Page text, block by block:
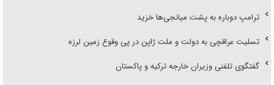
ترامپ دوباره به پشت میانجی‌ها خزید
تسلیت عراقچی به دولت و ملت ژاپن در پی وقوع زمین لرزه
گفتگوی تلفنی وزیران خارجه ترکیه و پاکستان